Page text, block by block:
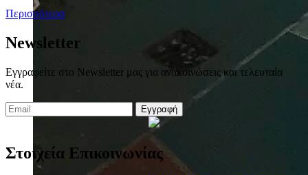
Περισσότερα
Newsletter
Εγγραφείτε στο Newsletter μας για ανακοινώσεις και τελευταία
νέα.
Εγγραφή
Στοιχεία Επικοινωνίας